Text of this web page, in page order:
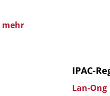
mehr
IPAC-
Lan-Ong